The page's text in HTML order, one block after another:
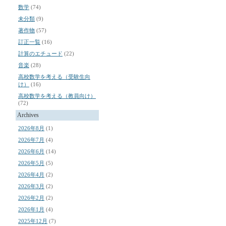
数学 (74)
未分類 (9)
著作物 (57)
訂正一覧 (16)
計算のエチュード (22)
音楽 (28)
高校数学を考える（受験生向
け）
(16)
高校数学を考える（教員向け）
(72)
Archives
2026年8月 (1)
2026年7月 (4)
2026年6月 (14)
2026年5月 (5)
2026年4月 (2)
2026年3月 (2)
2026年2月 (2)
2026年1月 (4)
2025年12月 (7)